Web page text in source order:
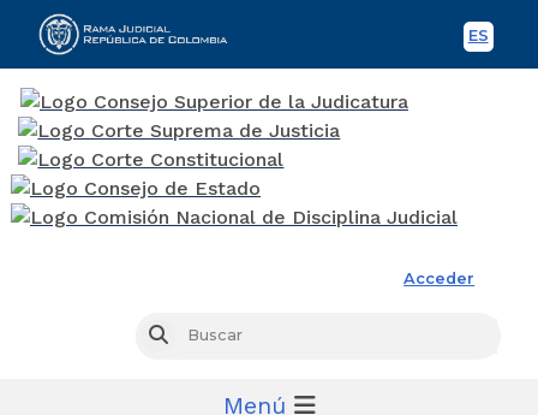
ES
Acceder
Buscar
Menú